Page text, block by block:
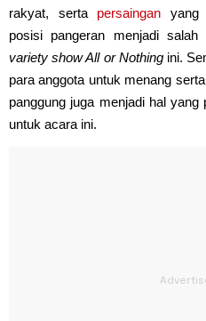
rakyat, serta persaingan yang
posisi pangeran menjadi
variety show All or Nothingini.
para anggota untuk menang
panggung juga menjadi hal yang
untuk acara ini.